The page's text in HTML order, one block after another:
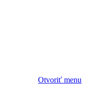
Otvoriť menu